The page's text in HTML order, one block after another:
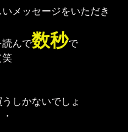
メッセージをいただき
読んで数秒で
笑
しかないでしょ